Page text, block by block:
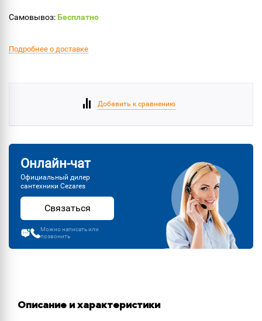
Самовывоз:Бесплатно
Подробнее о доставке
Добавить к сравнению
Онлайн-чат
Официальный дилер
сантехники Cezares
Связаться
Можно написать или
позвонить
Описание и характеристики